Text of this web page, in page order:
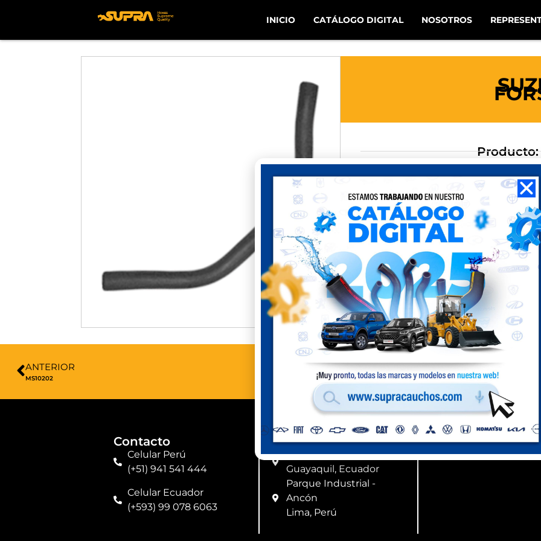
INICIO CATÁLOGO DIGITAL NOSOTROS
Producto:
Uso:
Aplicación:
Medidas: 1 1/
Compra Perú
ANTERIOR
MS10202
Contacto
Celular Perú
(+51) 941 541 444
Celular Ecuador
(+593) 99 078 6063
Ubicación
Km 8,5 vía a Daule
Guayaquil, Ecuador
Parque Industrial -
Ancón
Lima, Perú
Correo